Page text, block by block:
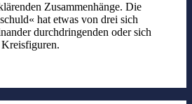
Zusammenhänge. Die
hat etwas von drei sich
durchdringenden oder sich
Kreisfiguren.